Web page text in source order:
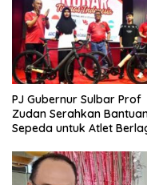
PJ Gubernur Sulbar Prof
Zudan Serahkan
Sepeda untuk Atlet